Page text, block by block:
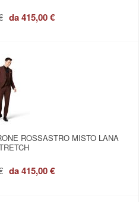
da415,00 €
ROSSASTRO MISTO LANA
da415,00 €